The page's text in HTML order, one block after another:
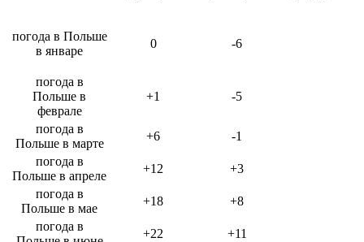
погода в Польше
в январе
0 -6
погода в
Польше в
феврале
+1 -5
погода в
Польше в марте
+6
-1
погода в
Польше в апреле
+12
+3
погода в
Польше в мае
+18
+8
погода в
+22
+11